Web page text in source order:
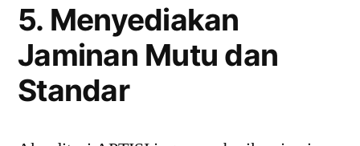
5. Menyediakan
Jaminan Mutu dan
Standar